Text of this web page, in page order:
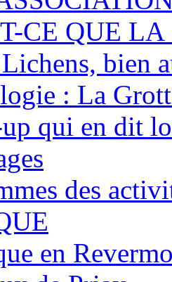
CE QUE
bien
: La
qui en dit
des
en